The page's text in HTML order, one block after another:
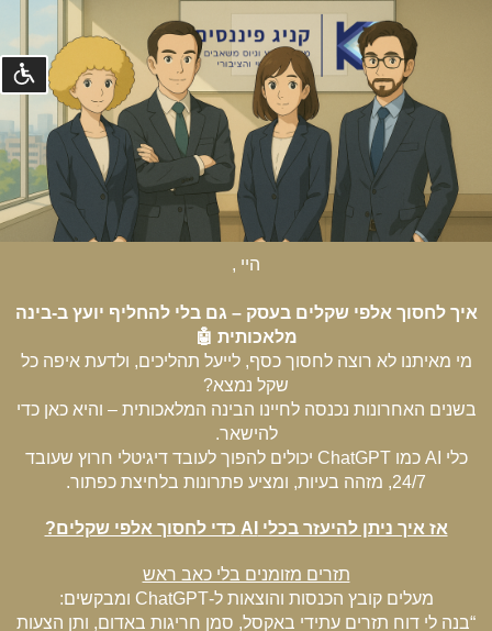
היי ,
איך לחסוך אלפי שקלים בעסק – גם בלי להחליף יועץ ב-בינה
מלאכותית 🤖
מי מאיתנו לא רוצה לחסוך כסף, לייעל תהליכים, ולדעת איפה כל
שקל נמצא?
בשנים האחרונות נכנסה לחיינו הבינה המלאכותית – והיא כאן כדי
להישאר.
כלי AI כמו ChatGPT יכולים להפוך לעובד דיגיטלי חרוץ שעובד
24/7, מזהה בעיות, ומציע פתרונות בלחיצת כפתור.
אז איך ניתן להיעזר בכלי AI כדי לחסוך אלפי שקלים?
תזרים מזומנים בלי כאב ראש
מעלים קובץ הכנסות והוצאות ל-ChatGPT ומבקשים:
“בנה לי דוח תזרים עתידי באקסל, סמן חריגות באדום, ותן הצעות
©
פיתוח
מערכות